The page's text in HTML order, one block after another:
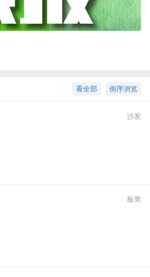
倒序浏览
看全部
沙发
板凳